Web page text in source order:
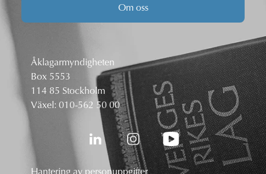
Om oss
Åklagarmyndigheten
Box 5553
114 85 Stockholm
Växel: 010-562 50 00
Hantering av personuppgifter